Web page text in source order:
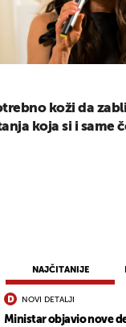
NAJČITANIJE
NOVI DETALJI
Ministar objavio nove
koži da
koja si i same